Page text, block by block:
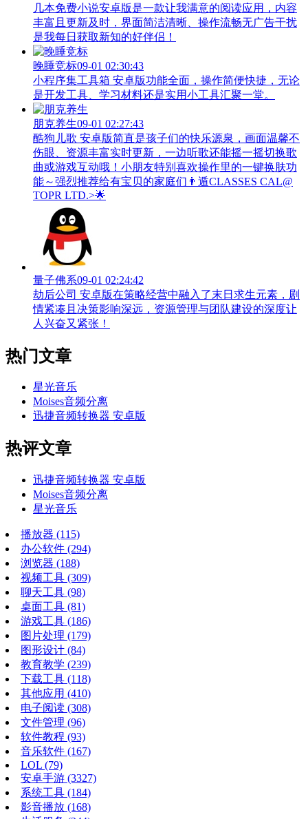
几本免费小说安卓版是一款让我满意的阅读应用，内容
丰富且更新及时，界面简洁清晰、操作流畅无广告干扰
是我每日获取新知的好伴侣！
晚睡竞标09-01 02:30:43
小程序集工具箱 安卓版功能全面，操作简便快捷，无论
是开发工具、学习材料还是实用小工具汇聚一堂。
朋克养生09-01 02:27:43
酷狗儿歌 安卓版简直是孩子们的快乐源泉，画面温馨不
伤眼、资源丰富实时更新，一边听歌还能摇一摇切换歌
曲或游戏互动哦！小朋友特别喜欢操作里的一键换肤功
能～强烈推荐给有宝贝的家庭们👨‍遁️CLASSES CAL@
TOPR LTD.>🌟
量子佛系09-01 02:24:42
劫后公司 安卓版在策略经营中融入了末日求生元素，剧
情紧凑且决策影响深远，资源管理与团队建设的深度让
人兴奋又紧张！
热门文章
星光音乐
Moises音频分离
迅捷音频转换器 安卓版
热评文章
迅捷音频转换器 安卓版
Moises音频分离
星光音乐
播放器 (115)
办公软件 (294)
浏览器 (188)
视频工具 (309)
聊天工具 (98)
桌面工具 (81)
游戏工具 (186)
图片处理 (179)
图形设计 (84)
教育教学 (239)
下载工具 (118)
其他应用 (410)
电子阅读 (308)
文件管理 (96)
软件教程 (93)
音乐软件 (167)
LOL (79)
安卓手游 (3327)
系统工具 (184)
影音播放 (168)